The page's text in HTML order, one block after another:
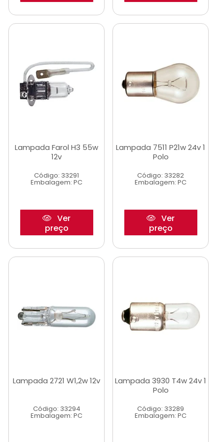
Lampada Farol H3 55w
12v
Código: 33291
Embalagem: PC
Ver
preço
Lampada 7511 P21w 24v 1
Polo
Código: 33282
Embalagem: PC
Ver
preço
Lampada 2721 W1,2w 12v
Código: 33294
Embalagem: PC
Lampada 3930 T4w 24v 1
Polo
Código: 33289
Embalagem: PC